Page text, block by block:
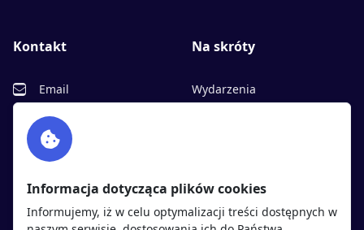
Kontakt
Email
Facebook
Twitter
Na skróty
Wydarzenia
Polityka cookies
Polityka prywatności
Informacja dotycząca plików cookies
Informujemy, iż w celu optymalizacji treści dostępnych w